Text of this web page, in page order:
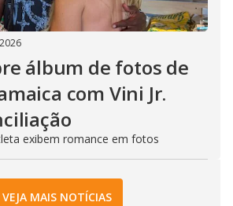
álbum de fotos de
com Vini Jr.
exibem romance em fotos
VEJA MAIS NOTÍCIAS